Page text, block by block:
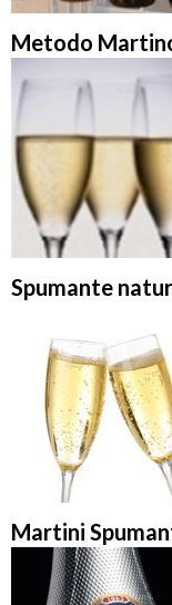
Metodo
Spumante
Martini